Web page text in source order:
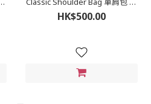
你單肩包 斜孭袋 袋
HK$500.00